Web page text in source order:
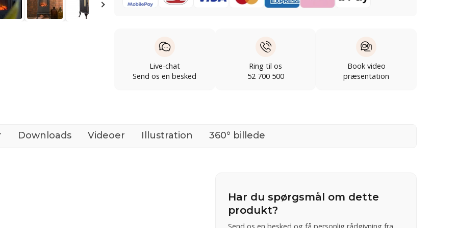
Live-chat
Send os en besked
Ring til os
52 700 500
Book video
præsentation
Downloads Videoer Illustration 360° billede
Har du spørgsmål om dette
produkt?
Send os en besked og få personlig rådgivning fra